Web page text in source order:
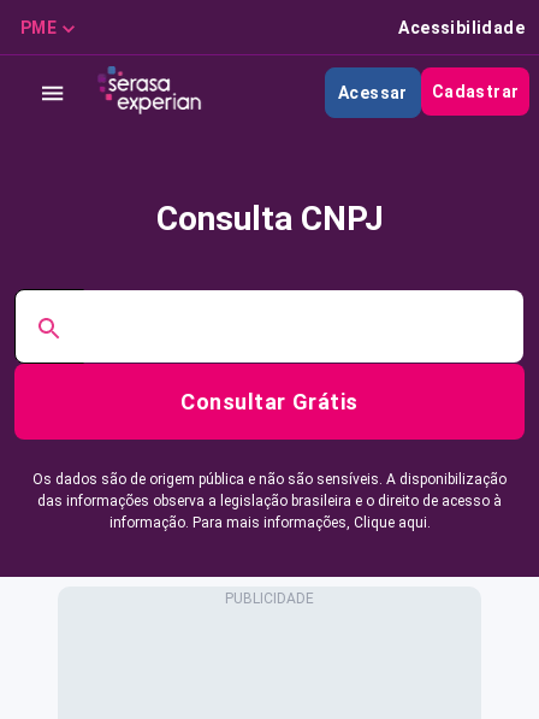
PME Acessibilidade
Acessar Cadastrar
Consulta CNPJ
Consultar Grátis
Os dados são de origem pública e não são sensíveis. A disponibilização
das informações observa a legislação brasileira e o direito de acesso à
informação. Para mais informações, Clique aqui.